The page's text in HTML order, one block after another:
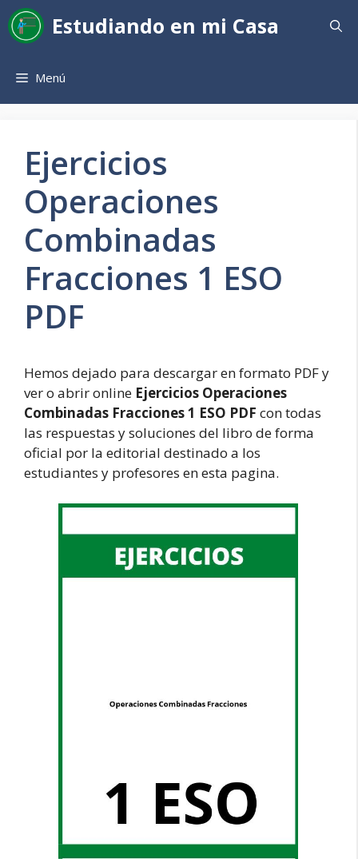
Saltar
al
contenido
Estudiando en mi Casa
Menú
Ejercicios
Operaciones
Combinadas
Fracciones 1 ESO
PDF
Hemos dejado para descargar en formato PDF y
ver o abrir online Ejercicios Operaciones
Combinadas Fracciones 1 ESO PDF con todas
las respuestas y soluciones del libro de forma
oficial por la editorial destinado a los
estudiantes y profesores en esta pagina.